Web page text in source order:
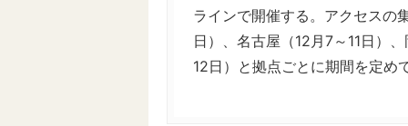
ラインで開催する。アクセスの
日）、名古屋（12月7～11日）
12日）と拠点ごとに期間を定め